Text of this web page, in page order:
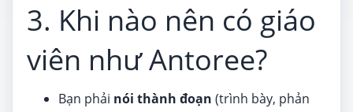
3. Khi nào nên có giáo
viên như Antoree?
Bạn phải nói thành đoạn (trình bày, phản